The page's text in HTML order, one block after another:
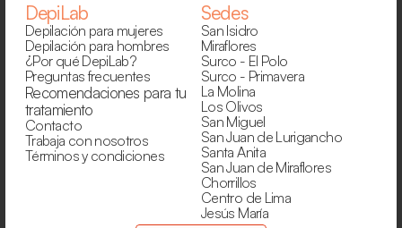
DepiLab
Depilación para mujeres
Depilación para hombres
¿Por qué DepiLab?
Preguntas frecuentes
Recomendaciones para tu
tratamiento
Contacto
Trabaja con nosotros
Términos y condiciones
Sedes
San Isidro
Miraflores
Surco - El Polo
Surco - Primavera
La Molina
Los Olivos
San Miguel
San Juan de Lurigancho
Santa Anita
San Juan de Miraflores
Chorrillos
Centro de Lima
Jesús María